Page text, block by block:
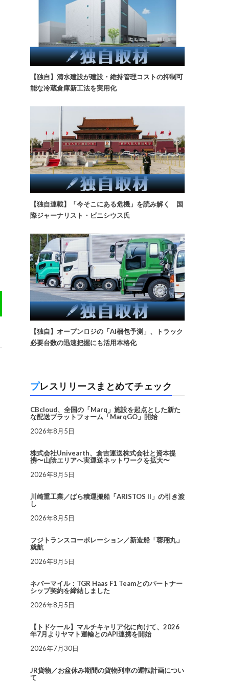
【独自】清水建設が建設・維持管理コストの抑制可
能な冷蔵倉庫新工法を実用化
【独自連載】「今そこにある危機」を読み解く 国
際ジャーナリスト・ビニシウス氏
【独自】オープンロジの「AI梱包予測」、トラック
必要台数の迅速把握にも活用本格化
プレスリリースまとめてチェック
CBcloud、全国の「Marq」施設を起点とした新た
な配送プラットフォーム「MarqGO」開始
2026年8月5日
株式会社Univearth、倉吉運送株式会社と資本提
携〜山陰エリアへ実運送ネットワークを拡大〜
2026年8月5日
川崎重工業／ばら積運搬船「ARISTOS II」の引き渡
し
2026年8月5日
フジトランスコーポレーション／新造船「蓉翔丸」
就航
2026年8月5日
ネバーマイル：TGR Haas F1 Teamとのパートナー
シップ契約を締結しました
2026年8月5日
【トドケール】マルチキャリア化に向けて、2026
年7月よりヤマト運輸とのAPI連携を開始
2026年7月30日
JR貨物／お盆休み期間の貨物列車の運転計画につい
て